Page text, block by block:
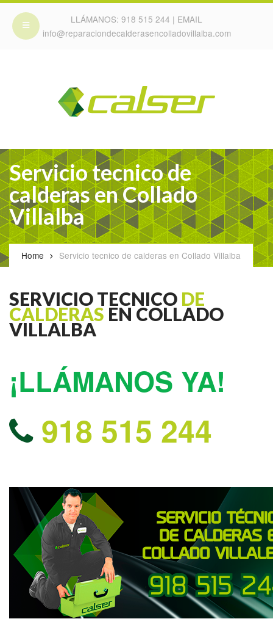
LLÁMANOS: 918 515 244 | EMAIL
info@reparaciondecalderasencolladovillalba.com
Servicio tecnico de
calderas en Collado
Villalba
Home Servicio tecnico de calderas en Collado Villalba
SERVICIO TECNICO DE
CALDERAS EN COLLADO
VILLALBA
¡LLÁMANOS YA!
918 515 244